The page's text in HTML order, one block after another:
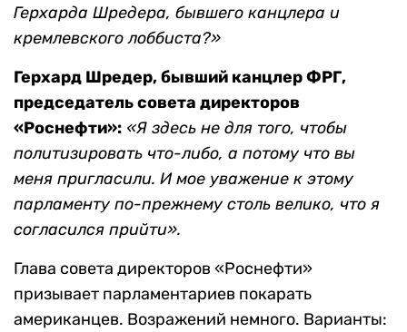
Герхарда Шредера, бывшего канцлера и
кремлевского лоббиста?»
Герхард Шредер, бывший канцлер ФРГ,
председатель совета директоров
«Роснефти»: «Я здесь не для того, чтобы
политизировать что-либо, а потому что вы
меня пригласили. И мое уважение к этому
парламенту по-прежнему столь велико, что я
согласился прийти».
Глава совета директоров «Роснефти»
призывает парламентариев покарать
американцев. Возражений немного. Варианты: